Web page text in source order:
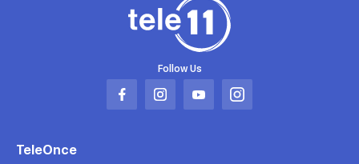
Follow Us
Abrir
Abrir
Abrir
Abrir
TeleOnce